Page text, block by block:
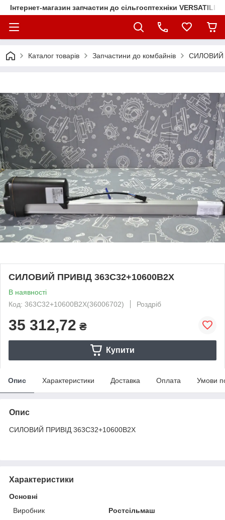
Інтернет-магазин запчастин до сільгосптехніки VERSATILE
Каталог товарів Запчастини до комбайнів СИЛОВИЙ
СИЛОВИЙ ПРИВІД 363С32+10600В2Х
В наявності
Код: 363С32+10600В2Х(36006702)
Роздріб
35 312,72 ₴
Купити
Опис Характеристики Доставка Оплата Умови
Опис
СИЛОВИЙ ПРИВІД 363С32+10600В2Х
Характеристики
Основні
Виробник
Ростсільмаш